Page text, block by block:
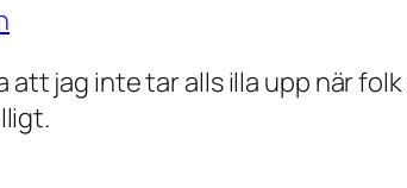
att jag inte tar alls illa upp när